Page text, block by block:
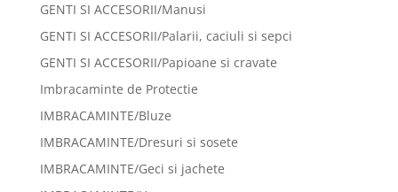
GENTI SI ACCESORII/Manusi
GENTI SI ACCESORII/Palarii, caciuli si sepci
GENTI SI ACCESORII/Papioane si cravate
Imbracaminte de Protectie
IMBRACAMINTE/Bluze
IMBRACAMINTE/Dresuri si sosete
IMBRACAMINTE/Geci si jachete